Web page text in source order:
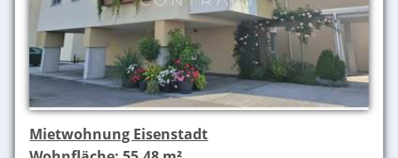
Mietwohnung Eisenstadt